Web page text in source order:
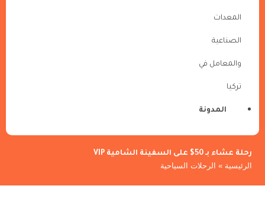
المعدات
الصناعية
والمعامل في
تركيا
المدونة
رحلة عشاء بـ 50$ على السفينة الشامية VIP
الرئيسية » الرحلات السياحية